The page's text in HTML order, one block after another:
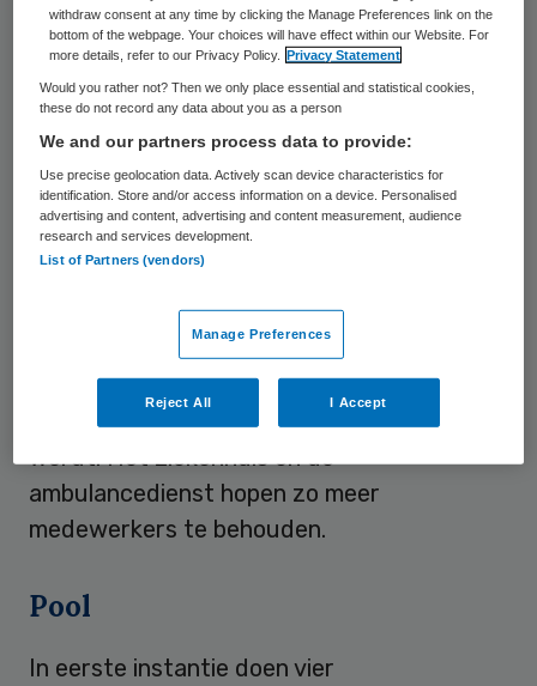
ambulance worden ingezet.
opleiding om op beide plekken te kunnen
werken.
Dat meldt het Martini Ziekenhuis op 6 juni
De organisaties hopen hiermee de zorg in
medewerkers zo meer inzicht krijgen in
elkaars werk. Daarnaast denken Martini
Ziekenhuis en Ambulancezorg Groningen
dat het werk zo leuker, want afwisselender
wordt. Het ziekenhuis en de
ambulancedienst hopen zo meer
medewerkers te behouden.
Pool
In eerste instantie doen vier
withdraw consent at any time by clicking the Manage Preferences link on the
bottom of the webpage. Your choices will have effect within our Website. For
more details, refer to our Privacy Policy.
Privacy Statement
Would you rather not? Then we only place essential and statistical cookies,
these do not record any data about you as a person
We and our partners process data to provide:
Use precise geolocation data. Actively scan device characteristics for
identification. Store and/or access information on a device. Personalised
advertising and content, advertising and content measurement, audience
research and services development.
List of Partners (vendors)
Manage Preferences
Reject All I Accept